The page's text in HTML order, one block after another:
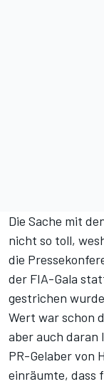
Die Sache mit
nicht so toll,
die
der FIA-Gala
gestrichen
Wert war schon
aber auch daran
PR-Gelaber von
einräumte, dass